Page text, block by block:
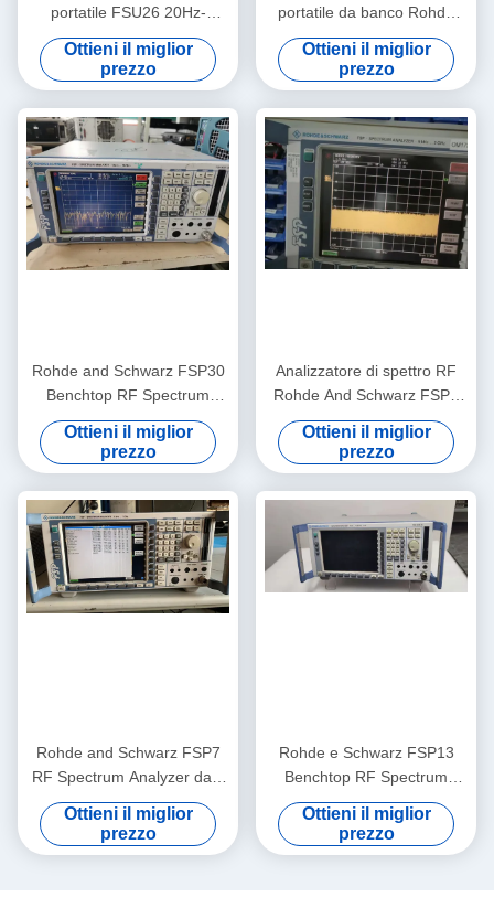
portatile FSU26 20Hz-
26.5GHz Rohde And
Schwarz di seconda mano
Ottieni il miglior
prezzo
portatile da banco Rohde
and Schwarz FSP40 con
intervallo da 9 KHz a 40 GHz
e livello di rumore di -155
dBm
Ottieni il miglior
prezzo
Rohde and Schwarz FSP30
Benchtop RF Spectrum
Analyzer da 9 KHz a 30 GHz
con livello di rumore -155
dBm e testato in possesso
Ottieni il miglior
prezzo
Analizzatore di spettro RF
Rohde And Schwarz FSP3
Analizzatore di frequenza RF
pratico
Ottieni il miglior
prezzo
Rohde and Schwarz FSP7
RF Spectrum Analyzer da 9
KHz a 7 GHz portatile con
livello di rumore -155 dBm
Ottieni il miglior
prezzo
Rohde e Schwarz FSP13
Benchtop RF Spectrum
Analyzer con gamma di
frequenze da 9 KHz a 13
GHz e livello di rumore -155
Ottieni il miglior
prezzo